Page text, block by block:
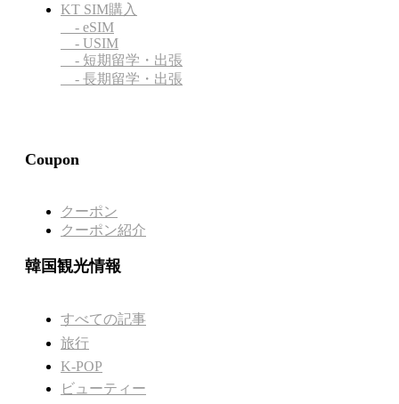
KT SIM購入
- eSIM
- USIM
- 短期留学・出張
- 長期留学・出張
Coupon
クーポン
クーポン紹介
韓国観光情報
すべての記事
旅行
K-POP
ビューティー